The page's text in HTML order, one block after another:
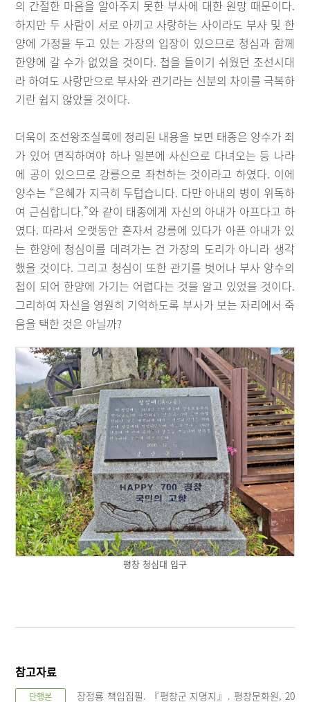
의 간절한 마음을 알아주지 못한 부사에 대한 원망 때문이다.
하지만 두 사람이 서로 아끼고 사랑하는 사이라도 부사 및 한
양에 가정을 두고 있는 가장의 입장이 있으므로 청심과 함께
한양에 갈 수가 없었을 것이다. 첩을 들이기 쉬웠던 조선시대
라 하여도 사랑만으로 부사와 관기라는 신분의 차이를 극복하
기란 쉽지 않았을 것이다.
더욱이 조선왕조실록에 정리된 내용을 보면 태종은 양수가 죄
가 있어 면직하여야 하나 일본에 사신으로 다녀오는 등 나라
에 공이 있으므로 강릉으로 좌천하는 것이라고 하였다. 이에
양수는 “은혜가 지극히 두텁습니다. 다만 아내의 병이 위독하
여 근심합니다.”와 같이 태종에게 자신의 아내가 아프다고 하
였다. 따라서 오랫동안 혼자서 강릉에 있다가 아픈 아내가 있
는 한양에 청심이를 데려가는 건 가장의 도리가 아니라 생각
했을 것이다. 그리고 청심이 또한 관기를 벗어나 부사 양수의
첩이 되어 한양에 가기는 어렵다는 것을 알고 있었을 것이다.
그리하여 자신을 영원히 기억하도록 부사가 보는 자리에서 죽
음을 택한 것은 아닐까?
평창 청심대 입구
참고자료
단행본 장정룡 책임집필. 『평창군 지명지』. 평창문화원, 20